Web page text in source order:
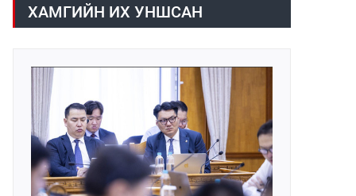
мэдүүлсэн хууль, Улсын Их Хурлын
бусад шийдвэрийн төслийг
хэлэлцүүлэх, Улсын Их Хурлын
хяналтыг хэрэгжүүлэх, хуульд
тусгайлан заасан асуудлаар Улсын
Их Хурлын тогтоолын төсөл
боловсруулах чиг үүргээ
хэрэгжүүлэн ажиллажээ.
ХАМГИЙН ИХ УНШСАН